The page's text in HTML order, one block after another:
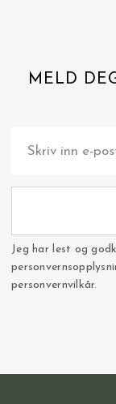
MELD
Jeg har lest og
personvernvilkår.